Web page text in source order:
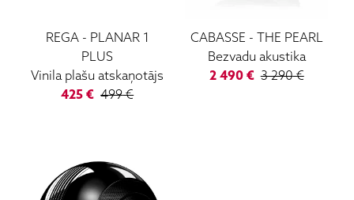
REGA- PLANAR 1
PLUS
Vinila plašu atskaņotājs
425 € 499€
CABASSE - THE PEARL
Bezvadu akustika
2 490€ 3 290€